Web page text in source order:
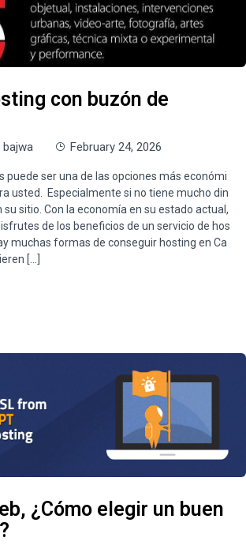
con buzón de
February 24, 2026
puede ser una de las opciones más económi
usted. Especialmente si no tiene mucho din
sitio. Con la economía en su estado actual,
de los beneficios de un servicio de hos
muchas formas de conseguir hosting en Ca
[…]
¿Cómo elegir un buen